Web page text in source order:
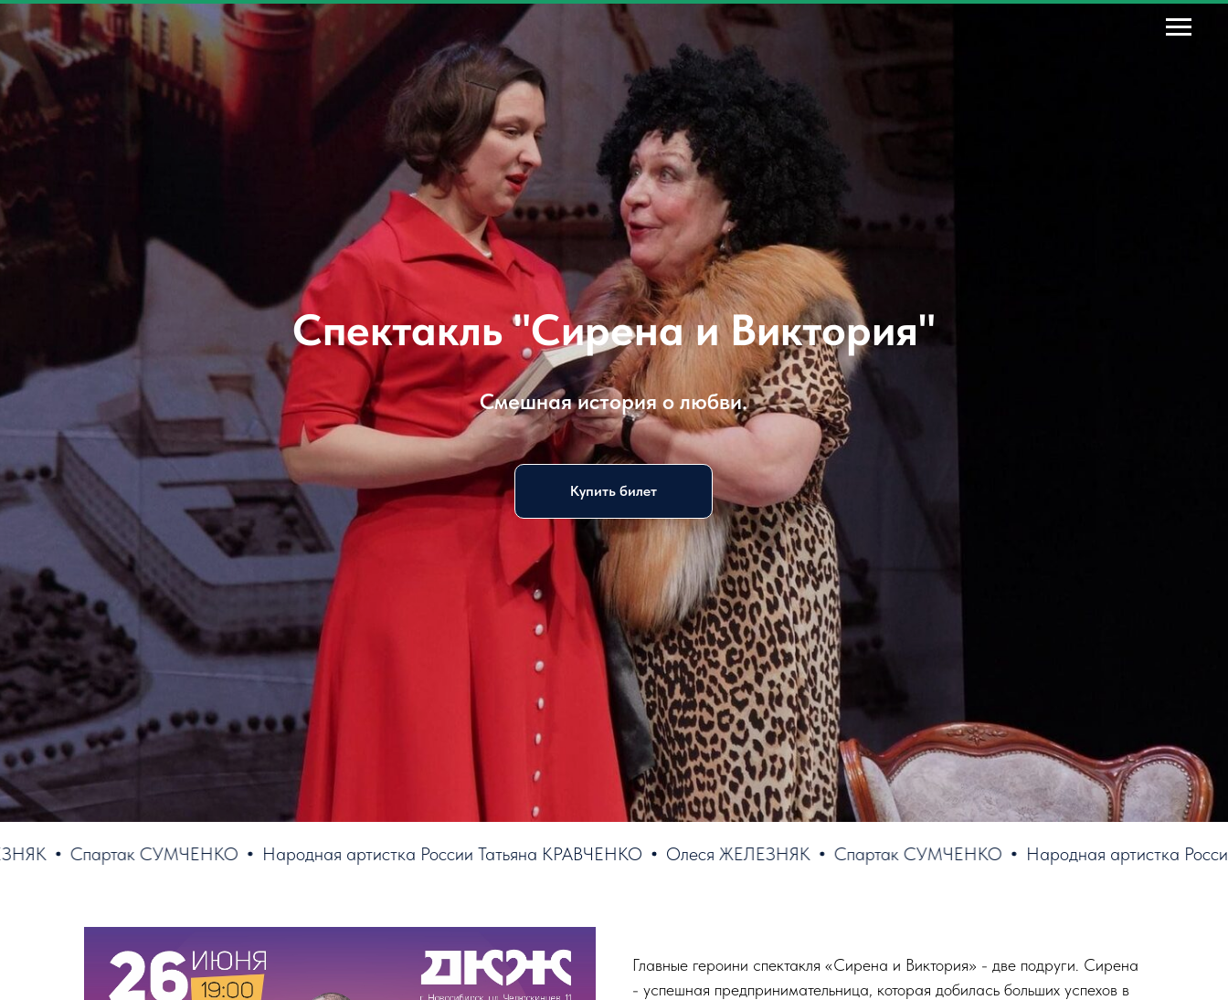
Спектакль "Сирена и Виктория"
Смешная история о любви.
Купить билет
Спартак СУМЧЕНКО Народная артистка России Татьяна КРАВЧЕНКО Олеся ЖЕЛЕЗНЯК Спартак СУМЧЕНКО Народная артистка России
Главные героини спектакля «Сирена и Виктория» - две подруги. Сирена
- успешная предпринимательница, которая добилась больших успехов в